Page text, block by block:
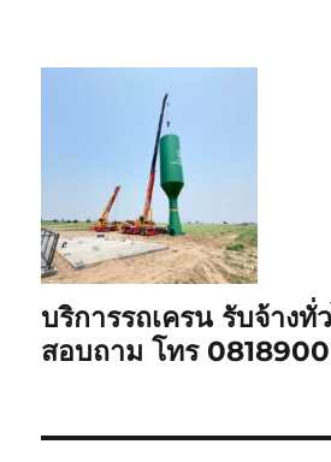
บริการรถเครน รับจ้าง
สอบถาม โทร